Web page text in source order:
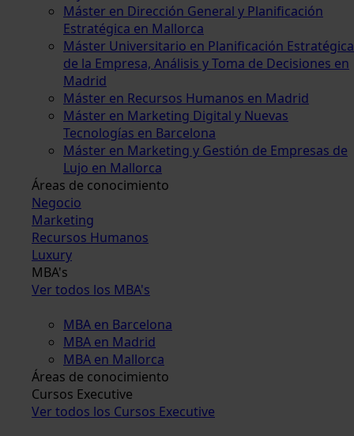
Máster en Dirección General y Planificación
Estratégica en Mallorca
Máster Universitario en Planificación Estratégica
de la Empresa, Análisis y Toma de Decisiones en
Madrid
Máster en Recursos Humanos en Madrid
Máster en Marketing Digital y Nuevas
Tecnologías en Barcelona
Máster en Marketing y Gestión de Empresas de
Lujo en Mallorca
Áreas de conocimiento
Negocio
Marketing
Recursos Humanos
Luxury
MBA's
Ver todos los MBA's
MBA en Barcelona
MBA en Madrid
MBA en Mallorca
Áreas de conocimiento
Cursos Executive
Ver todos los Cursos Executive